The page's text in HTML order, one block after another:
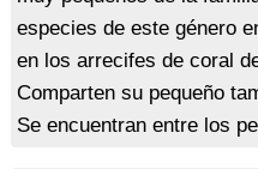
especies de este género
en los arrecifes de coral
Comparten su pequeño
Se encuentran entre los